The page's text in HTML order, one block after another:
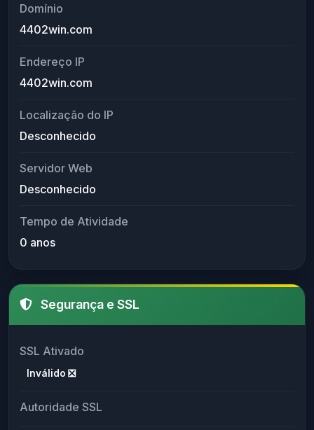
Domínio
4402win.com
Endereço IP
4402win.com
Localização do IP
Desconhecido
Servidor Web
Desconhecido
Tempo de Atividade
0 anos
Segurança e SSL
SSL Ativado
Inválido ❎
Autoridade SSL